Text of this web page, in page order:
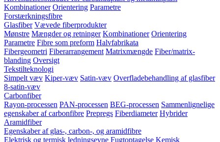
Kombinationer Orientering Parametre
Forstærkningsfibre
Glasfiber Vævede fiberprodukter
Mønstre Mængder og retninger Kombinationer Orientering
Parametre Fibre som preform Halvfabrikata
Fibergeometri Fiberarrangement Matrixmængde Fiber/matrix-
blanding Oversigt
Tekstilteknologi
Simpelt væv Kiper-væv Satin-væv Overfladebehandling af glasfiber
8-satin-væv
Carbonfiber
Rayon-processen PAN-processen BEG-processen Sammenlignelige
egenskaber af carbonfibre Prepregs Fiberdiameter Hybrider
Aramidfiber
Egenskaber af glas-, carbon-, og aramidfibre
Elektrisk og termisk ledningsevne Fugtoptagelse Kemisk